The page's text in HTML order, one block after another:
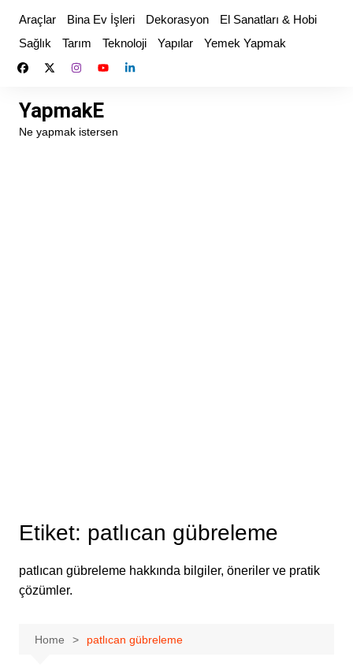
content
Araçlar Bina Ev İşleri Dekorasyon
El Sanatları & Hobi
Sağlık
Tarım Teknoloji Yapılar Yemek Yapmak
YapmakE
Ne yapmak istersen
Etiket: patlıcan gübreleme
patlıcan gübreleme hakkında bilgiler, öneriler ve pratik
çözümler.
Home patlıcan gübreleme